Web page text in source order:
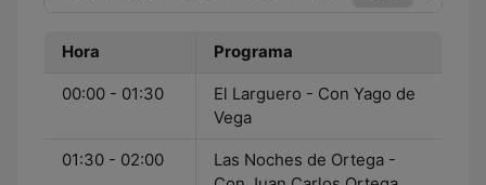
Hora Programa
00:00 - 01:30
El Larguero - Con Yago de
Vega
01:30 - 02:00
Las Noches de Ortega -